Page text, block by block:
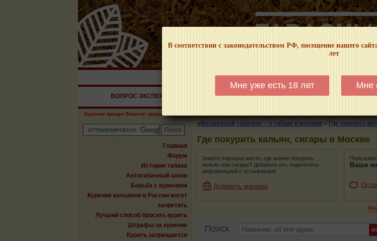
В соответствии с законодательством РФ, посещение нашего
лет
Мне уже есть 18 лет Мне
НАШ ПОРТАЛ – ИНФОРМАЦИОННЫЙ! МЫ НЕ ЗАНИМАЕМСЯ
ВОПРОС ЭКСПЕРТУ КАЛЬЯНЫ ТРУБКИ ГДЕ КУПИТЬ ГДЕ
Курение вредит Вашему здоровью!
Главная
Форум
История табака
Антитабачный закон
Борьба с курением
Курение кальянов в России могут
запретить
Лучший способ бросить курить
Штрафы за курение
Курить запрещается
«Волшебный табачок» – о табаке и курении » Где покурить
Где покурить кальян, сигары в Москве
Знаете хорошее место, где можно покурить
кальян или сигары? Добавьте его, поделитесь
информацией с остальными!
Добавить магазин
Ваше
Поиск